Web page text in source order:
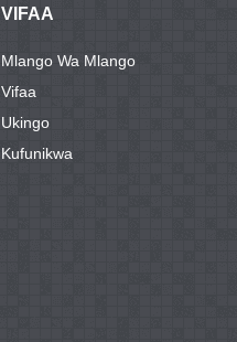
VIFAA
Mlango Wa Mlango
Vifaa
Ukingo
Kufunikwa